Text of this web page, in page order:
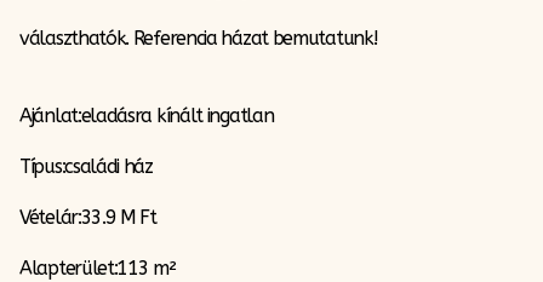
választhatók. Referencia házat bemutatunk!
Ajánlat:eladásra kínált ingatlan
Típus:családi ház
Vételár:33.9 M Ft
Alapterület:113 m²